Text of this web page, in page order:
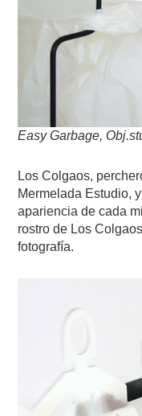
Easy Garbage,
Los Colgaos,
Mermelada Estudio,
apariencia de cada
rostro de Los
fotografía.